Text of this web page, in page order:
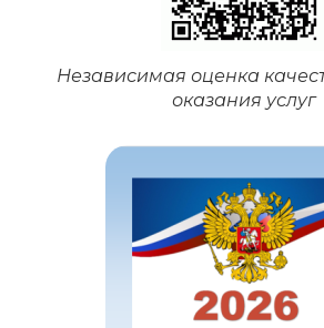
Независимая оценка
оказания услуг